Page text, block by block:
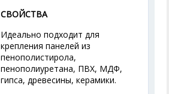
СВОЙСТВА
Идеально подходит для
крепления панелей из
пенополистирола,
пенополиуретана, ПВХ, МДФ,
гипса, древесины, керамики.